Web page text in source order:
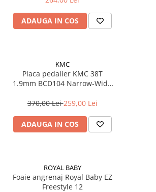
ADAUGA IN COS
KMC
Placa pedalier KMC 38T
1.9mm BCD104 Narrow-Wide
370,00 Lei259,00 Lei
ADAUGA IN COS
ROYAL BABY
Foaie angrenaj Royal Baby EZ
Freestyle 12